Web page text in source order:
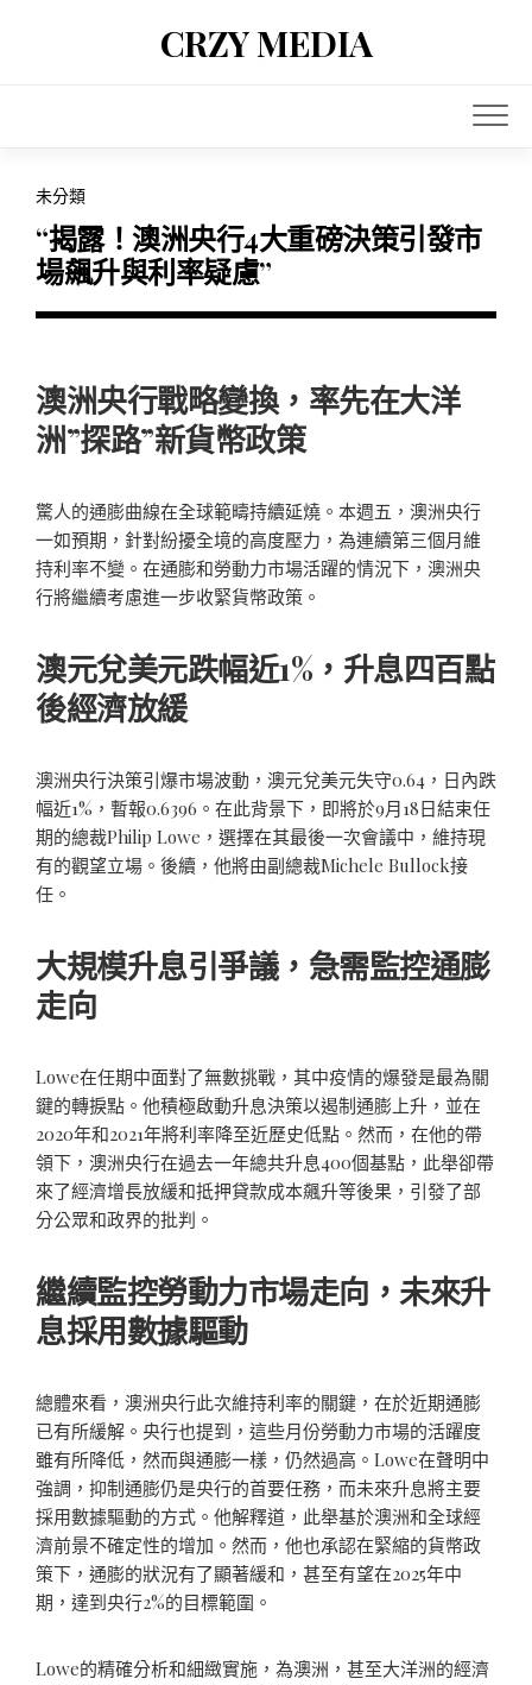
CRZY MEDIA
未分類
“揭露！澳洲央行4大重磅決策引發市
場飆升與利率疑慮”
澳洲央行戰略變換，率先在大洋
洲”探路”新貨幣政策
驚人的通膨曲線在全球範疇持續延燒。本週五，澳洲央行
一如預期，針對紛擾全境的高度壓力，為連續第三個月維
持利率不變。在通膨和勞動力市場活躍的情況下，澳洲央
行將繼續考慮進一步收緊貨幣政策。
澳元兌美元跌幅近1%，升息四百點
後經濟放緩
澳洲央行決策引爆市場波動，澳元兌美元失守0.64，日內跌
幅近1%，暫報0.6396。在此背景下，即將於9月18日結束任
期的總裁Philip Lowe，選擇在其最後一次會議中，維持現
有的觀望立場。後續，他將由副總裁Michele Bullock接
任。
大規模升息引爭議，急需監控通膨
走向
Lowe在任期中面對了無數挑戰，其中疫情的爆發是最為關
鍵的轉捩點。他積極啟動升息決策以遏制通膨上升，並在
2020年和2021年將利率降至近歷史低點。然而，在他的帶
領下，澳洲央行在過去一年總共升息400個基點，此舉卻帶
來了經濟增長放緩和抵押貸款成本飆升等後果，引發了部
分公眾和政界的批判。
繼續監控勞動力市場走向，未來升
息採用數據驅動
總體來看，澳洲央行此次維持利率的關鍵，在於近期通膨
已有所緩解。央行也提到，這些月份勞動力市場的活躍度
雖有所降低，然而與通膨一樣，仍然過高。Lowe在聲明中
強調，抑制通膨仍是央行的首要任務，而未來升息將主要
採用數據驅動的方式。他解釋道，此舉基於澳洲和全球經
濟前景不確定性的增加。然而，他也承認在緊縮的貨幣政
策下，通膨的狀況有了顯著緩和，甚至有望在2025年中
期，達到央行2%的目標範圍。
Lowe的精確分析和細緻實施，為澳洲，甚至大洋洲的經濟